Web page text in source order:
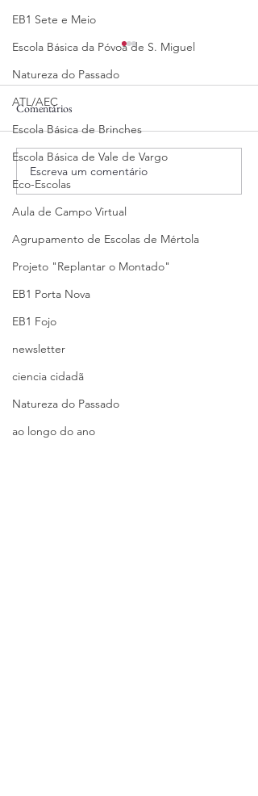
EB1 Sete e Meio
Escola Básica da Póvoa de S. Miguel
Natureza do Passado
ATL/AEC
Escola Básica de Brinches
Escola Básica de Vale de Vargo
Eco-Escolas
Aula de Campo Virtual
Agrupamento de Escolas de Mértola
Projeto "Replantar o Montado"
EB1 Porta Nova
EB1 Fojo
newsletter
ciencia cidadã
Natureza do Passado
ao longo do ano
23/06/2025
Comentários
Escreva um comentário